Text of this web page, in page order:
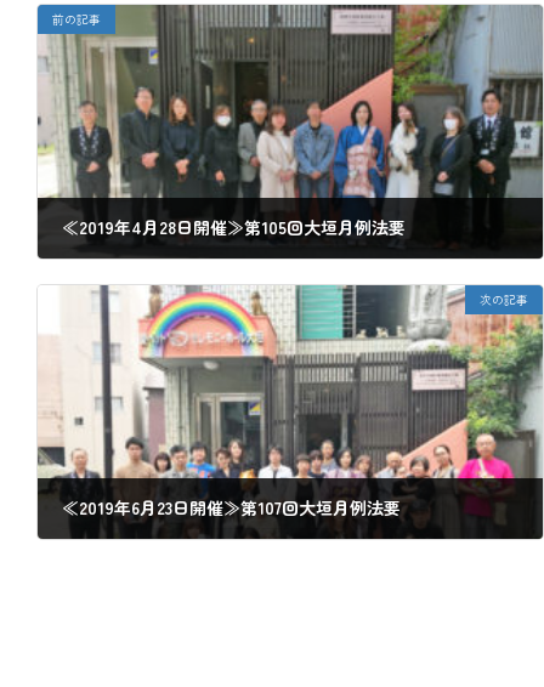
前の記事
≪2019年4月28日開催≫第105回大垣月例法要
次の記事
≪2019年6月23日開催≫第107回大垣月例法要